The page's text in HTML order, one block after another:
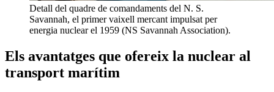
Detall del quadre de comandaments del N. S.
Savannah, el primer vaixell mercant impulsat per
energia nuclear el 1959 (NS Savannah Association).
Els avantatges que ofereix la nuclear al
transport marítim